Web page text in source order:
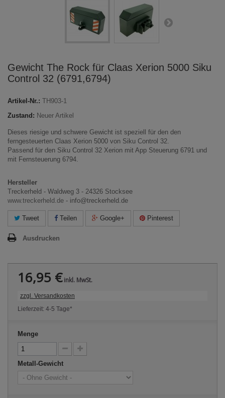
Gewicht The Rock für Claas Xerion 5000 Siku
Control 32 (6791,6794)
Artikel-Nr.: TH903-1
Zustand: Neuer Artikel
Dieses riesige und schwere Gewicht ist speziell für den den
ferngesteuerten Claas Xerion 5000 von Siku Control 32.
Passend für den Siku Control 32 Xerion mit App Steuerung 6791 und
mit Fernsteuerung 6794.
Hersteller
Treckerheld - Waldweg 3 - 24326 Stocksee
www.treckerheld.de - info@treckerheld.de
Tweet Teilen Google+ Pinterest
Ausdrucken
16,95 €inkl. MwSt.
zzgl. Versandkosten
Lieferzeit: 4-5 Tage*
Menge
Metall-Gewicht